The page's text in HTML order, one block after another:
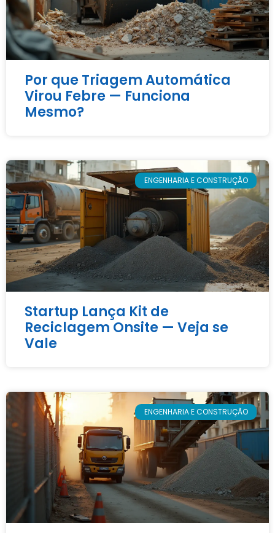
Por que Triagem Automática
Virou Febre — Funciona
Mesmo?
ENGENHARIA E CONSTRUÇÃO
Startup Lança Kit de
Reciclagem Onsite — Veja se
Vale
ENGENHARIA E CONSTRUÇÃO